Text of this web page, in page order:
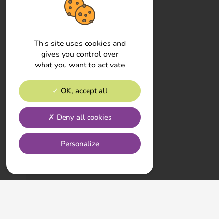
This site uses cookies and
gives you control over
what you want to activate
OK, accept all
Deny all cookies
Personalize